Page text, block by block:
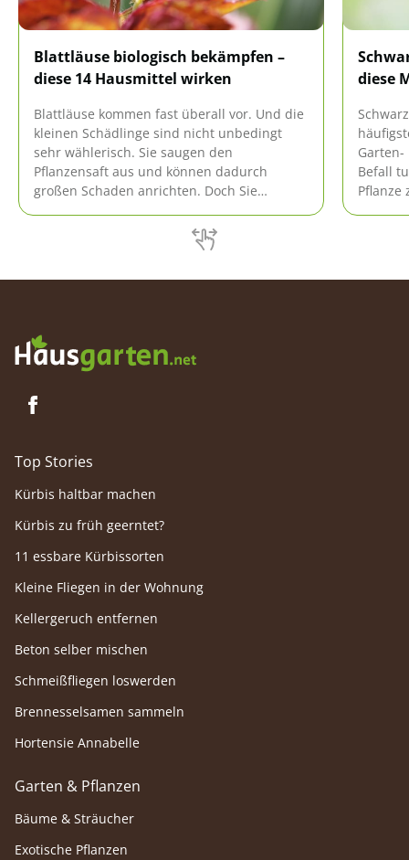
Blattläuse biologisch bekämpfen –
diese 14 Hausmittel wirken
Blattläuse kommen fast überall vor. Und die
kleinen Schädlinge sind nicht unbedingt
sehr wählerisch. Sie saugen den
Pflanzensaft aus und können dadurch
großen Schaden anrichten. Doch Sie
greifen. Es gibt eine ganze Reihe an
wirksamen, biologischen Mitteln, um
diese
Befall
Pflanze
Top Stories
Kürbis haltbar machen
Kürbis zu früh geerntet?
11 essbare Kürbissorten
Kleine Fliegen in der Wohnung
Kellergeruch entfernen
Beton selber mischen
Schmeißfliegen loswerden
Brennesselsamen sammeln
Hortensie Annabelle
Garten & Pflanzen
Bäume & Sträucher
Exotische Pflanzen